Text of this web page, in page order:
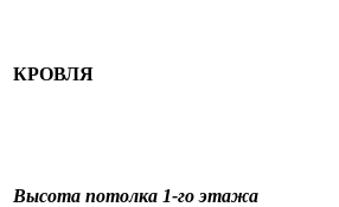
КРОВЛЯ
Высота потолка 1-го этажа